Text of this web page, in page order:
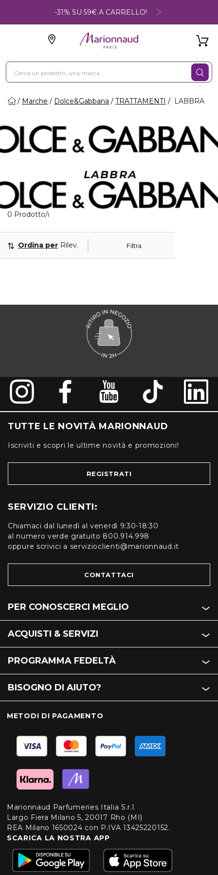
-31% SU 59€ A CARRELLO!
Marche Dolce&Gabbana TRATTAMENTI LABBRA
LABBRA
0 Prodotto/i
Filtra
Ordina per Rilevanza
TUTTE LE NOVITÀ MARIONNAUD
Iscriviti e scopri le ultime novità e promozioni!
REGISTRATI
SERVIZIO CLIENTI:
Chiamaci dal lunedì al venerdì 9:30-18:30
al numero verde gratuito 800.914.998
oppure scrivici a servizioclienti@marionnaud.it
CONTATTACI
PER CONOSCERCI MEGLIO
ACQUISTI & SERVIZI
PROGRAMMA FEDELTÀ
BISOGNO DI AIUTO?
METODI DI PAGAMENTO
Marionnaud Parfumeries Italia S.r.l.
Largo Fiera Milano 5, 20017 Rho (MI)
REA Milano 1650024 con P.IVA 13425220152.
SCARICA LA NOSTRA APP